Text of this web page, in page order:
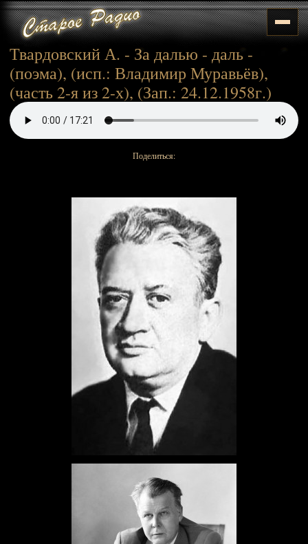
Твардовский А. - За далью - даль -
(поэма), (исп.: Владимир Муравьёв),
(часть 2-я из 2-х), (Зап.: 24.12.1958г.)
Поделиться: